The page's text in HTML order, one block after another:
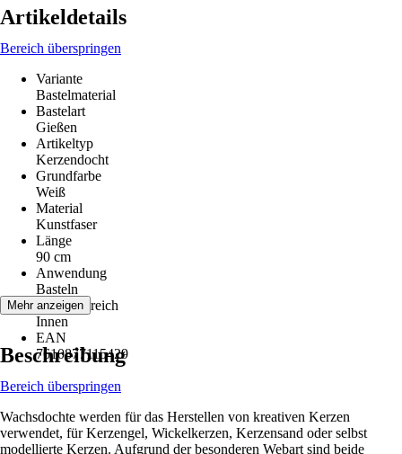
Artikeldetails
Bereich überspringen
Variante
Bastelmaterial
Bastelart
Gießen
Artikeltyp
Kerzendocht
Grundfarbe
Weiß
Material
Kunstfaser
Länge
90 cm
Anwendung
Basteln
Einsatzbereich
Innen
EAN
7610877115429
Mehr anzeigen
Beschreibung
Bereich überspringen
Wachsdochte werden für das Herstellen von kreativen Kerzen
verwendet, für Kerzengel, Wickelkerzen, Kerzensand oder selbst
modellierte Kerzen. Aufgrund der besonderen Webart sind beide